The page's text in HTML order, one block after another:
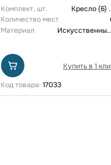
Комплект, шт.
Кресло (6)
Количество мест
Материал
Искусственный ротанг
Купить в 1
Код товара: 17033